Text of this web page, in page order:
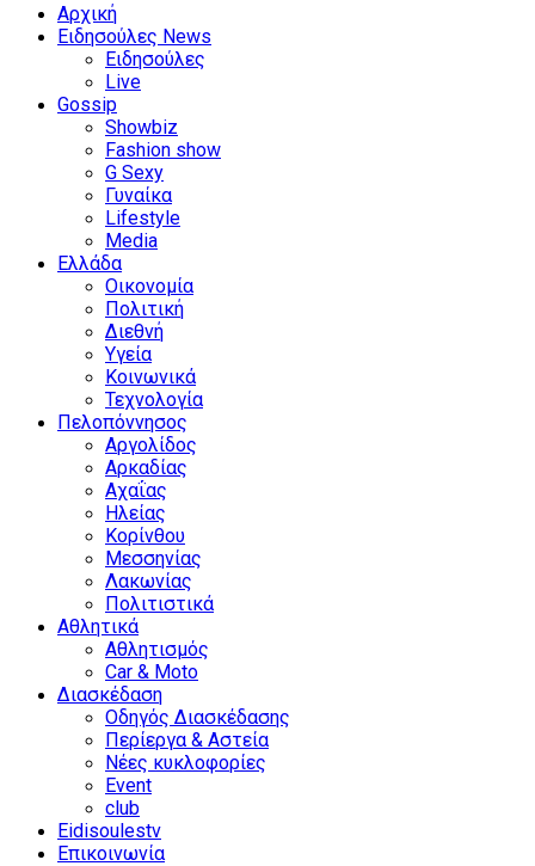
Αρχική
Ειδησούλες News
Ειδησούλες
Live
Gossip
Showbiz
Fashion show
G Sexy
Γυναίκα
Lifestyle
Media
Ελλάδα
Οικονομία
Πολιτική
Διεθνή
Υγεία
Κοινωνικά
Τεχνολογία
Πελοπόννησος
Αργολίδος
Αρκαδίας
Αχαΐας
Ηλείας
Κορίνθου
Μεσσηνίας
Λακωνίας
Πολιτιστικά
Αθλητικά
Αθλητισμός
Car & Moto
Διασκέδαση
Οδηγός Διασκέδασης
Περίεργα & Αστεία
Νέες κυκλοφορίες
Event
club
Eidisoulestv
Επικοινωνία